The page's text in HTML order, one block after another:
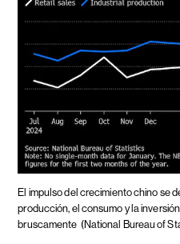
El impulso del crecimiento chino se
producción, el consumo y la
bruscamente (National Bureau of